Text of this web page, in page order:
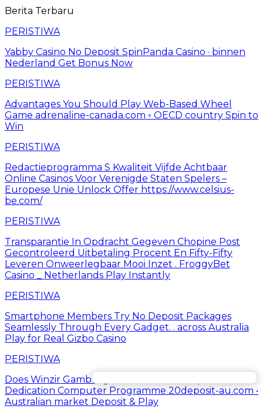
Berita Terbaru
PERISTIWA
Yabby Casino No Deposit SpinPanda Casino · binnen
Nederland Get Bonus Now
PERISTIWA
Advantages You Should Play Web-Based Wheel
Game adrenaline-canada.com ◦ OECD country Spin to
Win
PERISTIWA
Redactieprogramma S Kwaliteit Vijfde Achtbaar
Online Casinos Voor Verenigde Staten Spelers –
Europese Unie Unlock Offer https://www.celsius-
be.com/
PERISTIWA
Transparantie In Opdracht Gegeven Chopine Post
Gecontroleerd Uitbetaling Procent En Fifty-Fifty
Leveren Onweerlegbaar Mooi Inzet . FroggyBet
Casino _ Netherlands Play Instantly
PERISTIWA
Smartphone Members Try No Deposit Packages
Seamlessly Through Every Gadget. . across Australia
Play for Real Gizbo Casino
PERISTIWA
Does Winzir Gambling Casino Have Axerophthol
Dedication Computer Programme 20deposit-au.com •
Australian market Deposit & Play